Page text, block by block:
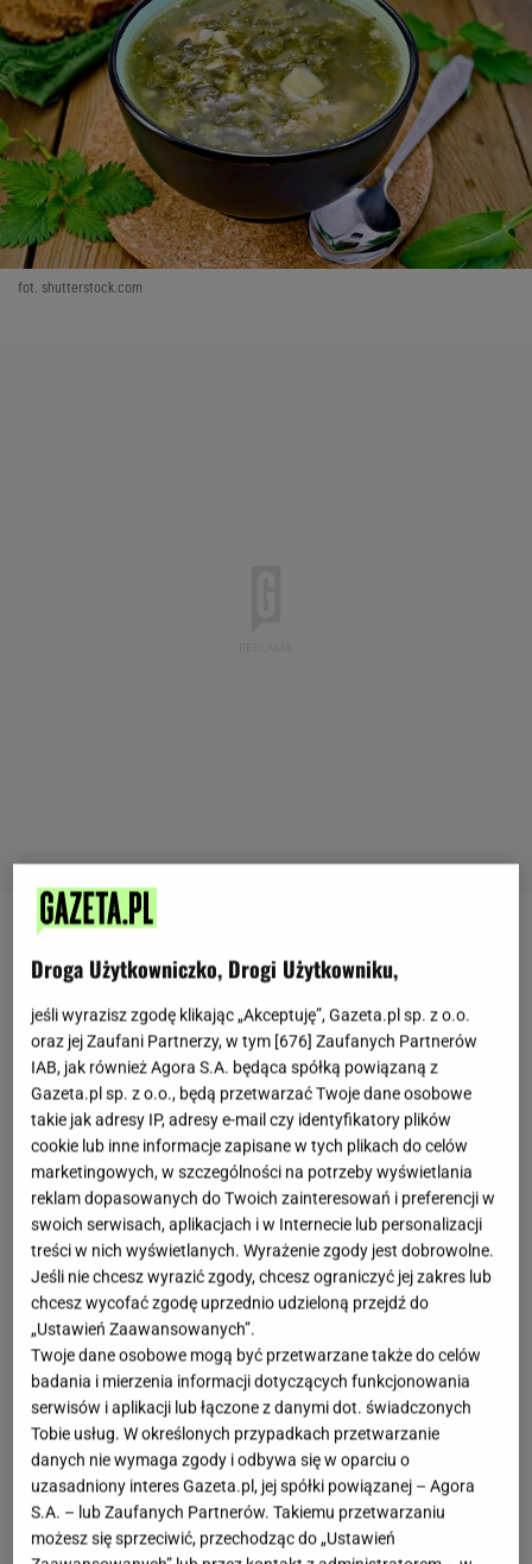
fot. shutterstock.com
Zupa szczawiowa przepis babci. Składniki:
bulion warzywny lub drobiowy,
1 cebula,
2 marchewki,
1 pietruszka
2 listki laurowe,
2 ziela angielskie,
400 g szczawiu,
opakowanie śmietany 18 lub 12 proc.
Zupa szczawiowa przepis babci. Przygotowanie:
Droga Użytkowniczko, Drogi Użytkowniku,
jeśli wyrazisz zgodę klikając „Akceptuję”, Gazeta.pl sp. z o.o.
oraz jej Zaufani Partnerzy, w tym [676] Zaufanych Partnerów
IAB, jak również Agora S.A. będąca spółką powiązaną z
Gazeta.pl sp. z o.o., będą przetwarzać Twoje dane osobowe
takie jak adresy IP, adresy e-mail czy identyfikatory plików
cookie lub inne informacje zapisane w tych plikach do celów
marketingowych, w szczególności na potrzeby wyświetlania
reklam dopasowanych do Twoich zainteresowań i preferencji w
swoich serwisach, aplikacjach i w Internecie lub personalizacji
treści w nich wyświetlanych. Wyrażenie zgody jest dobrowolne.
Jeśli nie chcesz wyrazić zgody, chcesz ograniczyć jej zakres lub
chcesz wycofać zgodę uprzednio udzieloną przejdź do
„Ustawień Zaawansowanych”.
Twoje dane osobowe mogą być przetwarzane także do celów
badania i mierzenia informacji dotyczących funkcjonowania
serwisów i aplikacji lub łączone z danymi dot. świadczonych
Tobie usług. W określonych przypadkach przetwarzanie
danych nie wymaga zgody i odbywa się w oparciu o
uzasadniony interes Gazeta.pl, jej spółki powiązanej – Agora
S.A. – lub Zaufanych Partnerów. Takiemu przetwarzaniu
możesz się sprzeciwić, przechodząc do „Ustawień